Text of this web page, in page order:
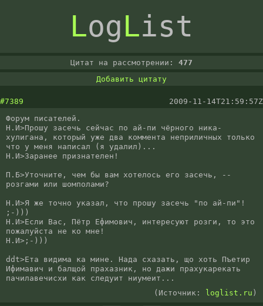
LogList
Цитат на рассмотрении: 477
Добавить цитату
#7389
2009-11-14T21:59:57Z
Форум писателей.
Н.И>Прошу засечь сейчас по ай-пи чёрного ника-
хулигана, который уже два коммента неприличных только
что у меня написал (я удалил)...
Н.И>Заранее признателен!
П.Б>Уточните, чем бы вам хотелось его засечь, --
розгами или шомполами?
Н.И>Я же точно указал, что прошу засечь "по ай-пи"!
;-)))
Н.И>Если Вас, Пётр Ефимович, интересуют розги, то это
пожалуйста не ко мне!
Н.И>;-)))
ddt>Ета видима ка мине. Нада схазать, що хоть Пъетир
Ифимавич и балщой прахазник, но дажи прахукарекать
пачилавечисхи как следуит ниумеит...
(Источник:
loglist.ru )